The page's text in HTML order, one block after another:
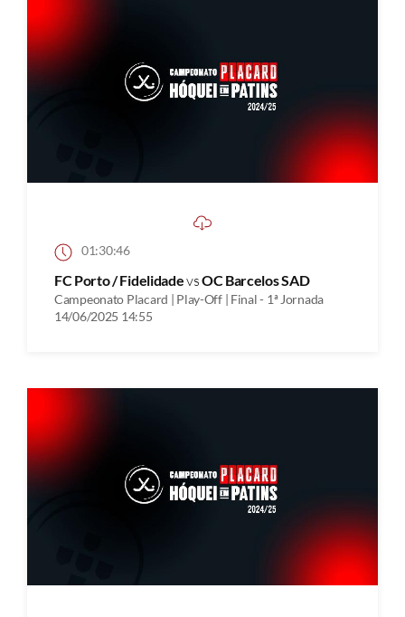
01:30:46
FC Porto / FidelidadevsOC Barcelos SAD
Campeonato Placard | Play-Off | Final - 1ª Jornada
14/06/2025 14:55